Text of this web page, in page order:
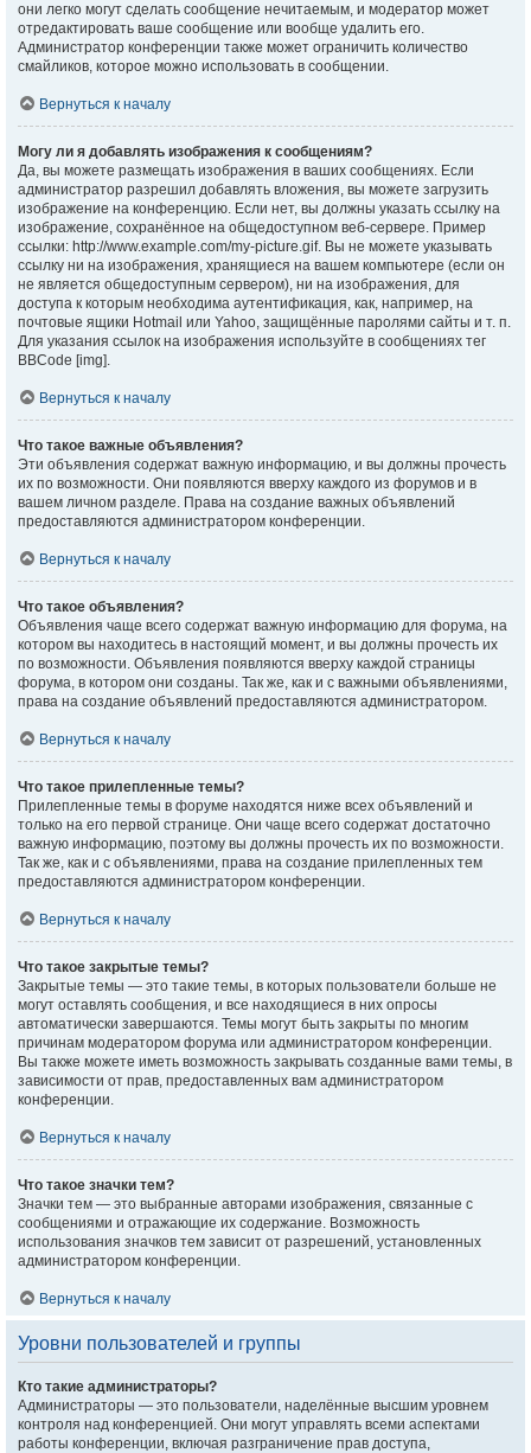
они легко могут сделать сообщение нечитаемым, и модератор может
отредактировать ваше сообщение или вообще удалить его.
Администратор конференции также может ограничить количество
смайликов, которое можно использовать в сообщении.
Вернуться к началу
Могу ли я добавлять изображения к сообщениям?
Да, вы можете размещать изображения в ваших сообщениях. Если
администратор разрешил добавлять вложения, вы можете загрузить
изображение на конференцию. Если нет, вы должны указать ссылку на
изображение, сохранённое на общедоступном веб-сервере. Пример
ссылки: http://www.example.com/my-picture.gif. Вы не можете указывать
ссылку ни на изображения, хранящиеся на вашем компьютере (если он
не является общедоступным сервером), ни на изображения, для
доступа к которым необходима аутентификация, как, например, на
почтовые ящики Hotmail или Yahoo, защищённые паролями сайты и т. п.
Для указания ссылок на изображения используйте в сообщениях тег
BBCode [img].
Вернуться к началу
Что такое важные объявления?
Эти объявления содержат важную информацию, и вы должны прочесть
их по возможности. Они появляются вверху каждого из форумов и в
вашем личном разделе. Права на создание важных объявлений
предоставляются администратором конференции.
Вернуться к началу
Что такое объявления?
Объявления чаще всего содержат важную информацию для форума, на
котором вы находитесь в настоящий момент, и вы должны прочесть их
по возможности. Объявления появляются вверху каждой страницы
форума, в котором они созданы. Так же, как и с важными объявлениями,
права на создание объявлений предоставляются администратором.
Вернуться к началу
Что такое прилепленные темы?
Прилепленные темы в форуме находятся ниже всех объявлений и
только на его первой странице. Они чаще всего содержат достаточно
важную информацию, поэтому вы должны прочесть их по возможности.
Так же, как и с объявлениями, права на создание прилепленных тем
предоставляются администратором конференции.
Вернуться к началу
Что такое закрытые темы?
Закрытые темы — это такие темы, в которых пользователи больше не
могут оставлять сообщения, и все находящиеся в них опросы
автоматически завершаются. Темы могут быть закрыты по многим
причинам модератором форума или администратором конференции.
Вы также можете иметь возможность закрывать созданные вами темы, в
зависимости от прав, предоставленных вам администратором
конференции.
Вернуться к началу
Что такое значки тем?
Значки тем — это выбранные авторами изображения, связанные с
сообщениями и отражающие их содержание. Возможность
использования значков тем зависит от разрешений, установленных
администратором конференции.
Вернуться к началу
Уровни пользователей и группы
Кто такие администраторы?
Администраторы — это пользователи, наделённые высшим уровнем
контроля над конференцией. Они могут управлять всеми аспектами
работы конференции, включая разграничение прав доступа,